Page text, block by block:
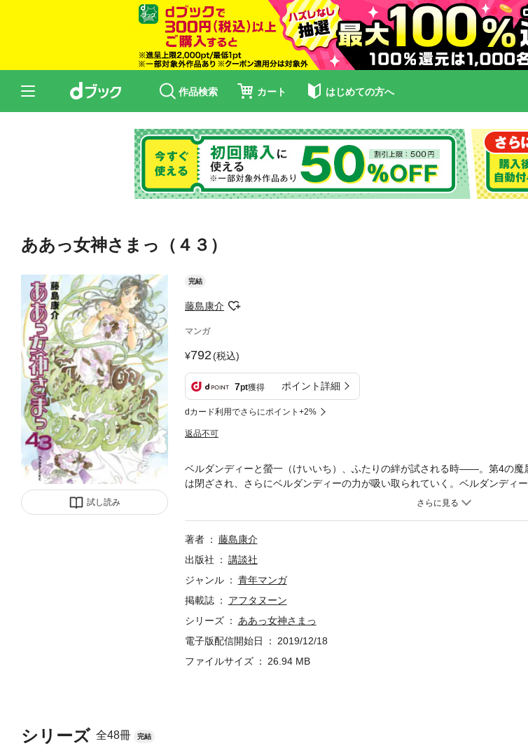
作品検索 カート はじめての方へ
ああっ女神さまっ（４３）
試し読み
完結
藤島康介
マンガ
792(税込)
7pt獲得 ポイント詳細
dカード利用でさらにポイント+2%
返品不可
シリーズ 全48冊 完結
ベルダンディーと螢一（けいいち）、ふたりの絆が試される時――。第4の魔
は閉ざされ、さらにベルダンディーの力が吸い取られていく。ベルダンディ
互いがお互いを守るために強くなる……ふたりだけの戦いが始まる！！
著者
藤島康介
出版社
講談社
ジャンル
青年マンガ
掲載誌
アフタヌーン
シリーズ
ああっ女神さまっ
電子版配信開始日
2019/12/18
ファイルサイズ
26.94 MB